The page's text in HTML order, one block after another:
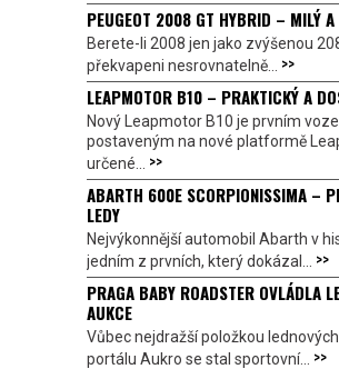
PEUGEOT 2008 GT HYBRID – MILÝ
Berete-li 2008 jen jako zvýšenou
překvapeni nesrovnatelně... >>
LEAPMOTOR B10 – PRAKTICKÝ A
Nový Leapmotor B10 je prvním
postaveným na nové platformě
určené... >>
ABARTH 600E SCORPIONISSIMA –
LEDY
Nejvýkonnější automobil Abarth v
jedním z prvních, který dokázal... >>
PRAGA BABY ROADSTER OVLÁDLA
AUKCE
Vůbec nejdražší položkou
portálu Aukro se stal sportovní... >>